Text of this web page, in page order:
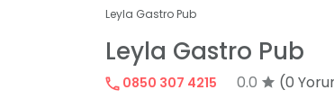
Leyla Gastro Pub
Leyla Gastro Pub
0850 307 4215 0.0 (0